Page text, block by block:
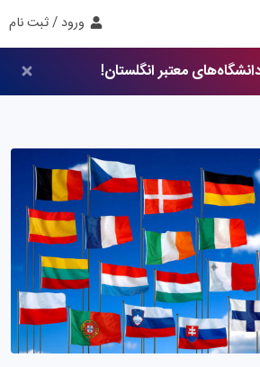
ورود / ثبت نام
معتبر انگلستان!